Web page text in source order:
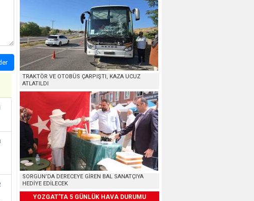
TRAKTÖR VE OTOBÜS ÇARPIŞTI, KAZA UCUZ
ATLATILDI
SORGUN’DA DERECEYE GİREN BAL SANATÇIYA
HEDİYE EDİLECEK
YOZGAT'TA 5 GÜNLÜK HAVA DURUMU